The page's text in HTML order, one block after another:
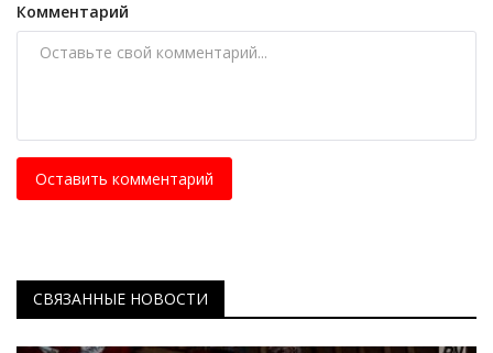
Комментарий
Оставить комментарий
СВЯЗАННЫЕ НОВОСТИ